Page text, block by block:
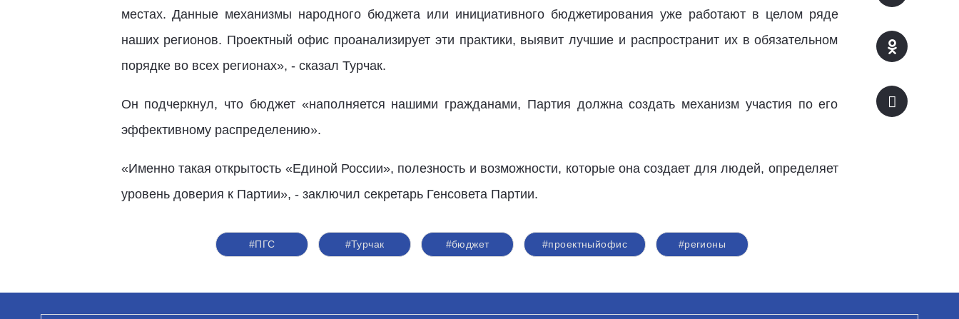
местах. Данные механизмы народного бюджета или инициативного бюджетирования уже работают в целом ряде
наших регионов. Проектный офис проанализирует эти практики, выявит лучшие и распространит их в обязательном
порядке во всех регионах», - сказал Турчак.
Он подчеркнул, что бюджет «наполняется нашими гражданами, Партия должна создать механизм участия по его
эффективному распределению».
«Именно такая открытость «Единой России», полезность и возможности, которые она создает для людей, определяет
уровень доверия к Партии», - заключил секретарь Генсовета Партии.
#ПГС #Турчак #бюджет #проектныйофис #регионы